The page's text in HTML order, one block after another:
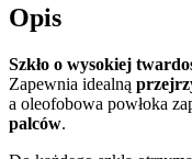
Opis
Szkło o wysokiej
Zapewnia idealną
a oleofobowa powłoka
palców.